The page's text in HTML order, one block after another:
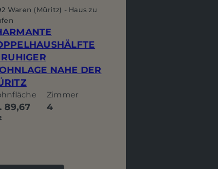
Waren (Müritz) - Haus zu
NAHE DER
89,67
Zimmer
4